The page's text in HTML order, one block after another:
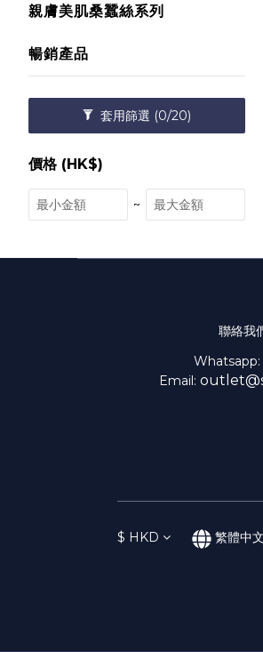
親膚美肌桑蠶絲系列
暢銷產品
套用篩選 (0/20)
價格 (HK$)
~
聯絡我
Whatsapp:
Email:
$ HKD 繁體中文